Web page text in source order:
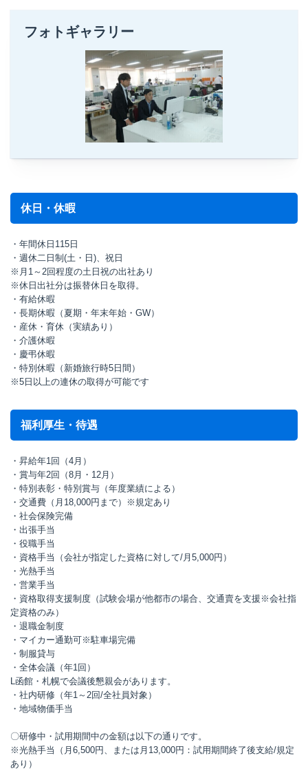
フォトギャラリー
休日・休暇
・年間休日115日
・週休二日制(土・日)、祝日
※月1～2回程度の土日祝の出社あり
※休日出社分は振替休日を取得。
・有給休暇
・長期休暇（夏期・年末年始・GW）
・産休・育休（実績あり）
・介護休暇
・慶弔休暇
・特別休暇（新婚旅行時5日間）
※5日以上の連休の取得が可能です
福利厚生・待遇
・昇給年1回（4月）
・賞与年2回（8月・12月）
・特別表彰・特別賞与（年度業績による）
・交通費（月18,000円まで）※規定あり
・社会保険完備
・出張手当
・役職手当
・資格手当（会社が指定した資格に対して/月5,000円）
・光熱手当
・営業手当
・資格取得支援制度（試験会場が他都市の場合、交通賣を支援※会社指
定資格のみ）
・退職金制度
・マイカー通勤可※駐車場完備
・制服貸与
・全体会議（年1回）
L函館・札幌で会議後懇親会があります。
・社内研修（年1～2回/全社員対象）
・地域物価手当
〇研修中・試用期間中の金額は以下の通りです。
※光熱手当（月6,500円、または月13,000円：試用期間終了後支給/規定
あり）